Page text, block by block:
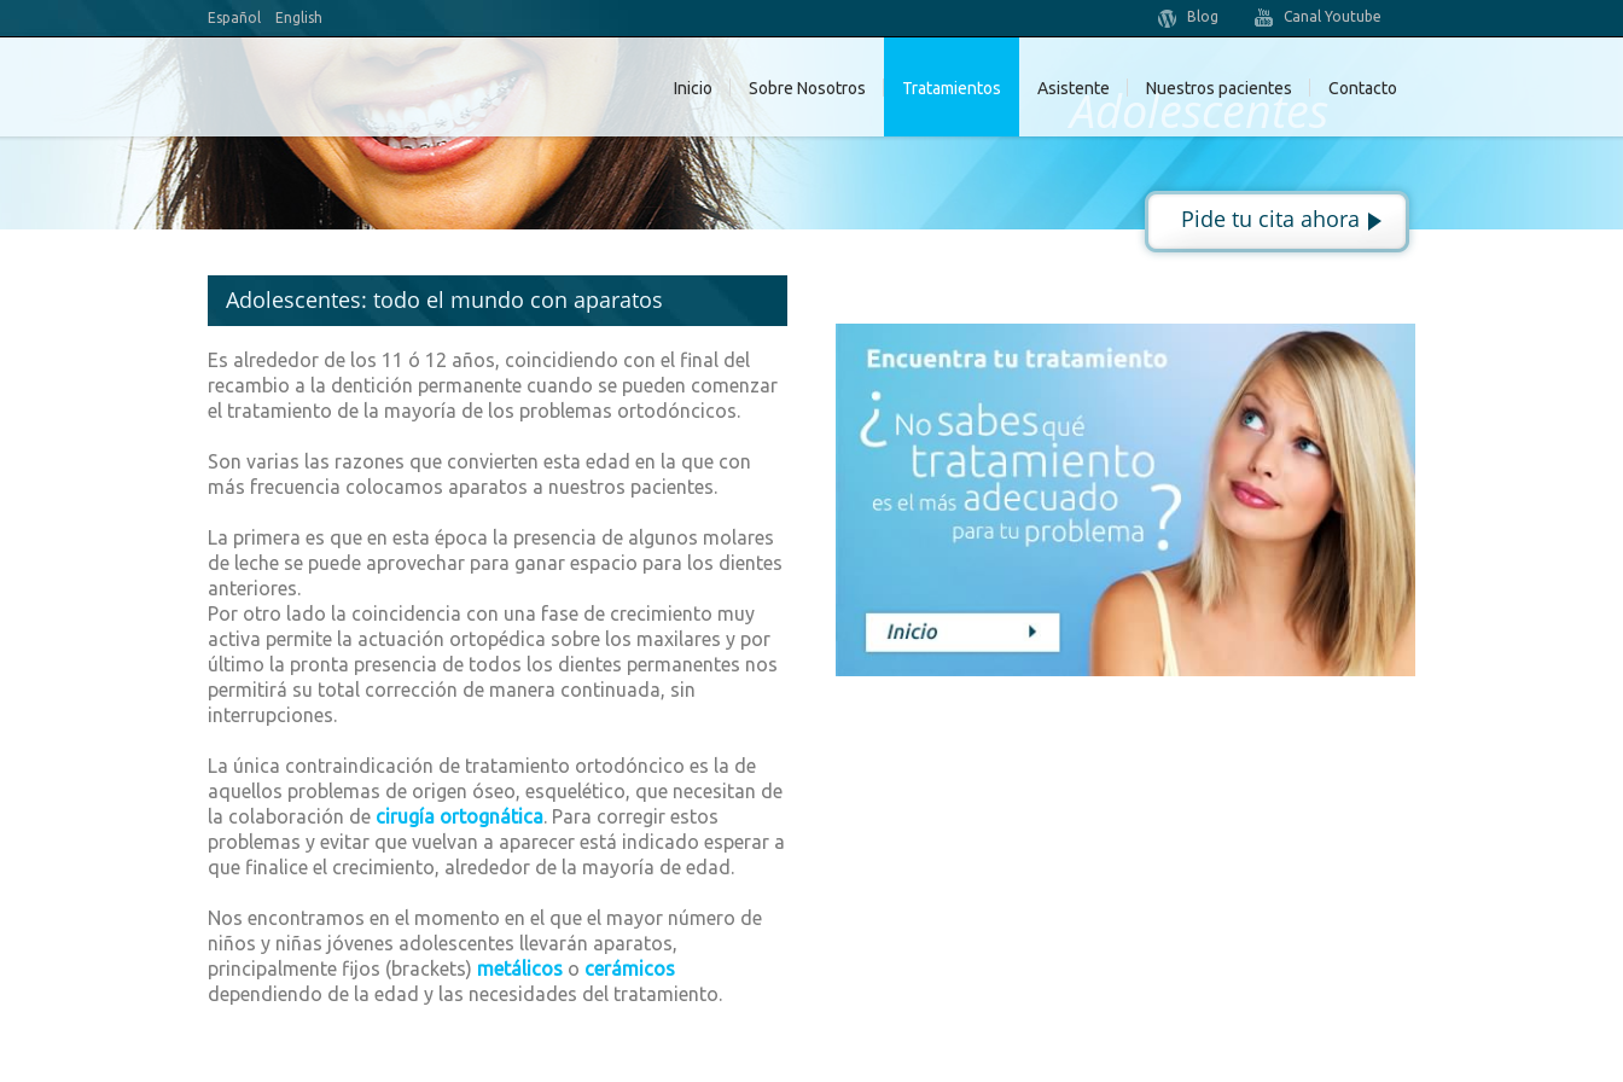
Español English Canal Youtube
Blog
Inicio Sobre Nosotros Tratamientos Asistente Nuestros pacientes Contacto
Adolescentes
Pide tu cita ahora
Adolescentes: todo el mundo con aparatos
Es alrededor de los 11 ó 12 años, coincidiendo con el final del
recambio a la dentición permanente cuando se pueden comenzar
el tratamiento de la mayoría de los problemas ortodóncicos.
Son varias las razones que convierten esta edad en la que con
más frecuencia colocamos aparatos a nuestros pacientes.
La primera es que en esta época la presencia de algunos molares
de leche se puede aprovechar para ganar espacio para los dientes
anteriores.
Por otro lado la coincidencia con una fase de crecimiento muy
activa permite la actuación ortopédica sobre los maxilares y por
último la pronta presencia de todos los dientes permanentes nos
permitirá su total corrección de manera continuada, sin
interrupciones.
La única contraindicación de tratamiento ortodóncico es la de
aquellos problemas de origen óseo, esquelético, que necesitan de
la colaboración de cirugía ortognática. Para corregir estos
problemas y evitar que vuelvan a aparecer está indicado esperar a
que finalice el crecimiento, alrededor de la mayoría de edad.
Nos encontramos en el momento en el que el mayor número de
niños y niñas jóvenes adolescentes llevarán aparatos,
principalmente fijos (brackets) metálicos o cerámicos
dependiendo de la edad y las necesidades del tratamiento.